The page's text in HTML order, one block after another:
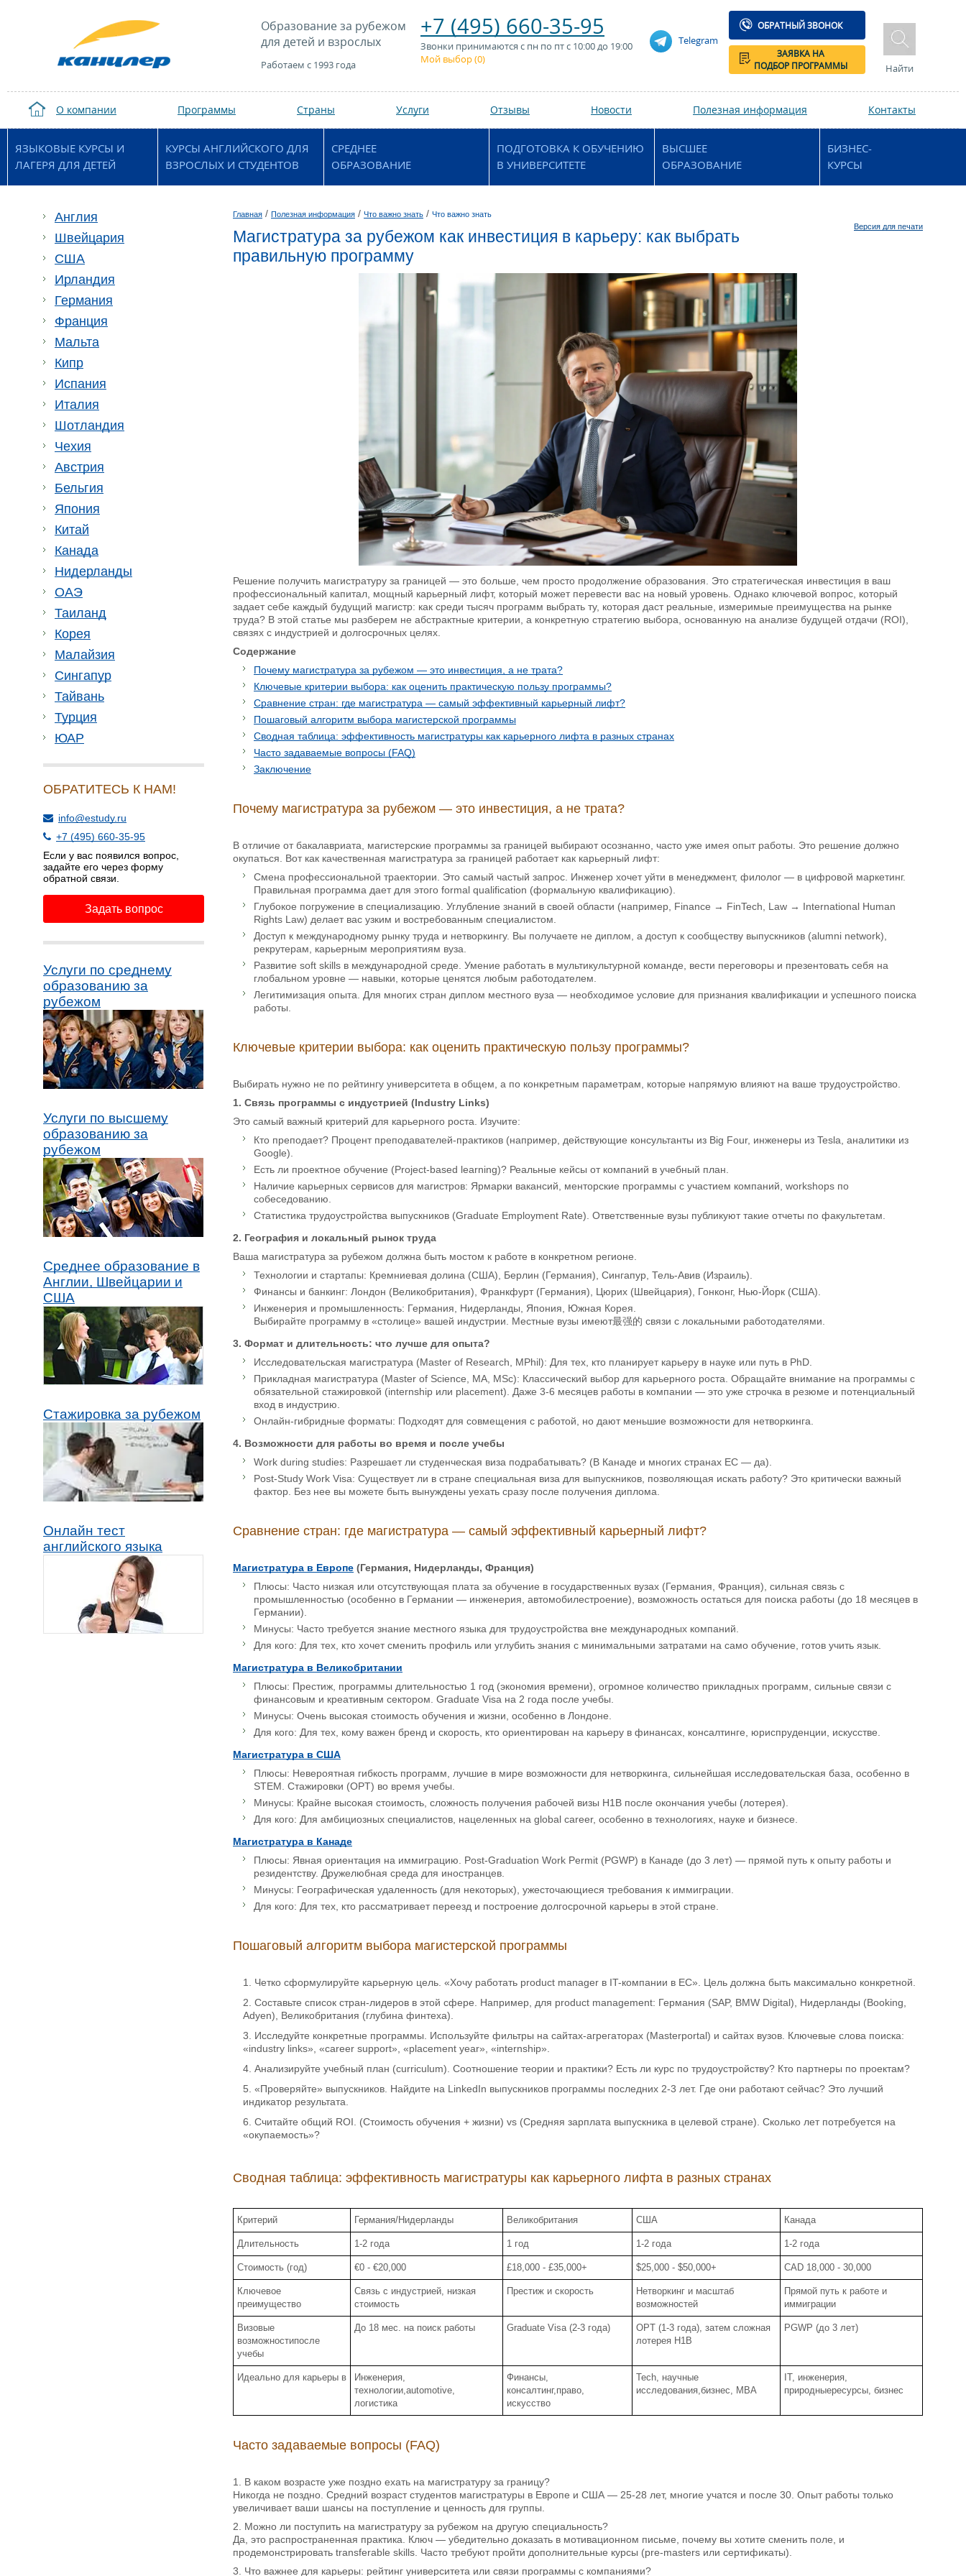
Образование за рубежом
для детей и взрослых
Работаем с 1993 года
+7 (495) 660-35-95
Звонки принимаются с пн по пт с 10:00 до 19:00
Мой выбор (0)
Telegram
ОБРАТНЫЙ ЗВОНОК
ЗАЯВКА НА
ПОДБОР ПРОГРАММЫ
Найти
О компании Программы Страны Услуги Отзывы Новости Полезная информация Контакты
ЯЗЫКОВЫЕ КУРСЫ И
ЛАГЕРЯ ДЛЯ ДЕТЕЙ
КУРСЫ АНГЛИЙСКОГО ДЛЯ
ВЗРОСЛЫХ И СТУДЕНТОВ
СРЕДНЕЕ
ОБРАЗОВАНИЕ
ПОДГОТОВКА К ОБУЧЕНИЮ
В УНИВЕРСИТЕТЕ
ВЫСШЕЕ
ОБРАЗОВАНИЕ
БИЗНЕС-
КУРСЫ
Англия
Швейцария
США
Ирландия
Германия
Франция
Мальта
Кипр
Испания
Италия
Шотландия
Чехия
Австрия
Бельгия
Япония
Китай
Канада
Нидерланды
ОАЭ
Таиланд
Корея
Малайзия
Сингапур
Тайвань
Турция
ЮАР
ОБРАТИТЕСЬ К НАМ!
info@estudy.ru
+7 (495) 660-35-95
Если у вас появился вопрос,
задайте его через форму
обратной связи.
Задать вопрос
Услуги по среднему
образованию за
рубежом
Услуги по высшему
образованию за
рубежом
Среднее образование в
Англии, Швейцарии и
США
Стажировка за рубежом
Онлайн тест
английского языка
Главная / Полезная информация / Что важно знать / Что важно знать
Версия для печати
Магистратура за рубежом как инвестиция в карьеру: как выбрать
правильную программу
Решение получить магистратуру за границей — это больше, чем просто продолжение образования. Это стратегическая инвестиция в ваш
профессиональный капитал, мощный карьерный лифт, который может перевести вас на новый уровень. Однако ключевой вопрос, который
задает себе каждый будущий магистр: как среди тысяч программ выбрать ту, которая даст реальные, измеримые преимущества на рынке
труда? В этой статье мы разберем не абстрактные критерии, а конкретную стратегию выбора, основанную на анализе будущей отдачи (ROI),
связях с индустрией и долгосрочных целях.
Содержание
Почему магистратура за рубежом — это инвестиция, а не трата?
Ключевые критерии выбора: как оценить практическую пользу программы?
Сравнение стран: где магистратура — самый эффективный карьерный лифт?
Пошаговый алгоритм выбора магистерской программы
Сводная таблица: эффективность магистратуры как карьерного лифта в разных странах
Часто задаваемые вопросы (FAQ)
Заключение
Почему магистратура за рубежом — это инвестиция, а не трата?
В отличие от бакалавриата, магистерские программы за границей выбирают осознанно, часто уже имея опыт работы. Это решение должно
окупаться. Вот как качественная магистратура за границей работает как карьерный лифт:
Смена профессиональной траектории. Это самый частый запрос. Инженер хочет уйти в менеджмент, филолог — в цифровой маркетинг.
Правильная программа дает для этого formal qualification (формальную квалификацию).
Глубокое погружение в специализацию. Углубление знаний в своей области (например, Finance → FinTech, Law → International Human
Rights Law) делает вас узким и востребованным специалистом.
Доступ к международному рынку труда и нетворкингу. Вы получаете не диплом, а доступ к сообществу выпускников (alumni network),
рекрутерам, карьерным мероприятиям вуза.
Развитие soft skills в международной среде. Умение работать в мультикультурной команде, вести переговоры и презентовать себя на
глобальном уровне — навыки, которые ценятся любым работодателем.
Легитимизация опыта. Для многих стран диплом местного вуза — необходимое условие для признания квалификации и успешного поиска
работы.
Ключевые критерии выбора: как оценить практическую пользу программы?
Выбирать нужно не по рейтингу университета в общем, а по конкретным параметрам, которые напрямую влияют на ваше трудоустройство.
1. Связь программы с индустрией (Industry Links)
Это самый важный критерий для карьерного роста. Изучите:
Кто преподает? Процент преподавателей-практиков (например, действующие консультанты из Big Four, инженеры из Tesla, аналитики из
Google).
Есть ли проектное обучение (Project-based learning)? Реальные кейсы от компаний в учебный план.
Наличие карьерных сервисов для магистров: Ярмарки вакансий, менторские программы с участием компаний, workshops по
собеседованию.
Статистика трудоустройства выпускников (Graduate Employment Rate). Ответственные вузы публикуют такие отчеты по факультетам.
2. География и локальный рынок труда
Ваша магистратура за рубежом должна быть мостом к работе в конкретном регионе.
Технологии и стартапы: Кремниевая долина (США), Берлин (Германия), Сингапур, Тель-Авив (Израиль).
Финансы и банкинг: Лондон (Великобритания), Франкфурт (Германия), Цюрих (Швейцария), Гонконг, Нью-Йорк (США).
Инженерия и промышленность: Германия, Нидерланды, Япония, Южная Корея.
Выбирайте программу в «столице» вашей индустрии. Местные вузы имеют最强的 связи с локальными работодателями.
3. Формат и длительность: что лучше для опыта?
Исследовательская магистратура (Master of Research, MPhil): Для тех, кто планирует карьеру в науке или путь в PhD.
Прикладная магистратура (Master of Science, MA, MSc): Классический выбор для карьерного роста. Обращайте внимание на программы с
обязательной стажировкой (internship или placement). Даже 3-6 месяцев работы в компании — это уже строчка в резюме и потенциальный
вход в индустрию.
Онлайн-гибридные форматы: Подходят для совмещения с работой, но дают меньшие возможности для нетворкинга.
4. Возможности для работы во время и после учебы
Work during studies: Разрешает ли студенческая виза подрабатывать? (В Канаде и многих странах ЕС — да).
Post-Study Work Visa: Существует ли в стране специальная виза для выпускников, позволяющая искать работу? Это критически важный
фактор. Без нее вы можете быть вынуждены уехать сразу после получения диплома.
Сравнение стран: где магистратура — самый эффективный карьерный лифт?
Магистратура в Европе (Германия, Нидерланды, Франция)
Плюсы: Часто низкая или отсутствующая плата за обучение в государственных вузах (Германия, Франция), сильная связь с
промышленностью (особенно в Германии — инженерия, автомобилестроение), возможность остаться для поиска работы (до 18 месяцев в
Германии).
Минусы: Часто требуется знание местного языка для трудоустройства вне международных компаний.
Для кого: Для тех, кто хочет сменить профиль или углубить знания с минимальными затратами на само обучение, готов учить язык.
Магистратура в Великобритании
Плюсы: Престиж, программы длительностью 1 год (экономия времени), огромное количество прикладных программ, сильные связи с
финансовым и креативным сектором. Graduate Visa на 2 года после учебы.
Минусы: Очень высокая стоимость обучения и жизни, особенно в Лондоне.
Для кого: Для тех, кому важен бренд и скорость, кто ориентирован на карьеру в финансах, консалтинге, юриспруденции, искусстве.
Магистратура в США
Плюсы: Невероятная гибкость программ, лучшие в мире возможности для нетворкинга, сильнейшая исследовательская база, особенно в
STEM. Стажировки (OPT) во время учебы.
Минусы: Крайне высокая стоимость, сложность получения рабочей визы H1B после окончания учебы (лотерея).
Для кого: Для амбициозных специалистов, нацеленных на global career, особенно в технологиях, науке и бизнесе.
Магистратура в Канаде
Плюсы: Явная ориентация на иммиграцию. Post-Graduation Work Permit (PGWP) в Канаде (до 3 лет) — прямой путь к опыту работы и
резидентству. Дружелюбная среда для иностранцев.
Минусы: Географическая удаленность (для некоторых), ужесточающиеся требования к иммиграции.
Для кого: Для тех, кто рассматривает переезд и построение долгосрочной карьеры в этой стране.
Пошаговый алгоритм выбора магистерской программы
Четко сформулируйте карьерную цель. «Хочу работать product manager в IT-компании в ЕС». Цель должна быть максимально конкретной.
Составьте список стран-лидеров в этой сфере. Например, для product management: Германия (SAP, BMW Digital), Нидерланды (Booking,
Adyen), Великобритания (глубина финтеха).
Исследуйте конкретные программы. Используйте фильтры на сайтах-агрегаторах (Masterportal) и сайтах вузов. Ключевые слова поиска:
«industry links», «career support», «placement year», «internship».
Анализируйте учебный план (curriculum). Соотношение теории и практики? Есть ли курс по трудоустройству? Кто партнеры по проектам?
«Проверяйте» выпускников. Найдите на LinkedIn выпускников программы последних 2-3 лет. Где они работают сейчас? Это лучший
индикатор результата.
Считайте общий ROI. (Стоимость обучения + жизни) vs (Средняя зарплата выпускника в целевой стране). Сколько лет потребуется на
«окупаемость»?
Сводная таблица: эффективность магистратуры как карьерного лифта в разных странах
Критерий Германия/Нидерланды Великобритания США Канада
Длительность 1-2 года 1 год 1-2 года 1-2 года
Стоимость (год) €0 - €20,000 £18,000 - £35,000+ $25,000 - $50,000+ CAD 18,000 - 30,000
Ключевое
преимущество
Связь с индустрией, низкая
стоимость
Престиж и скорость
Нетворкинг и масштаб
возможностей
Прямой путь к работе и
иммиграции
Визовые
возможностипосле
учебы
До 18 мес. на поиск работы Graduate Visa (2-3 года)
OPT (1-3 года), затем сложная
лотерея H1B
PGWP (до 3 лет)
Идеально для карьеры в
Инженерия,
технологии,automotive,
логистика
Финансы,
консалтинг,право,
искусство
Tech, научные
исследования,бизнес, MBA
IT, инженерия,
природныересурсы, бизнес
Часто задаваемые вопросы (FAQ)
1. В каком возрасте уже поздно ехать на магистратуру за границу?
Никогда не поздно. Средний возраст студентов магистратуры в Европе и США — 25-28 лет, многие учатся и после 30. Опыт работы только
увеличивает ваши шансы на поступление и ценность для группы.
2. Можно ли поступить на магистратуру за рубежом на другую специальность?
Да, это распространенная практика. Ключ — убедительно доказать в мотивационном письме, почему вы хотите сменить поле, и
продемонстрировать transferable skills. Часто требуют пройти дополнительные курсы (pre-masters или сертификаты).
3. Что важнее для карьеры: рейтинг университета или связи программы с компаниями?